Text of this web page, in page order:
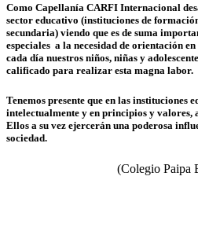
Como Capellanía CARFI Internacional
sector educativo (instituciones de
secundaria) viendo que es de suma
especiales a la necesidad de orientación
cada día nuestros niños, niñas y
calificado para realizar esta magna labor.
Tenemos presente que en las instituciones
intelectualmente y en principios y valores,
Ellos a su vez ejercerán una poderosa
sociedad.
(Colegio Paipa